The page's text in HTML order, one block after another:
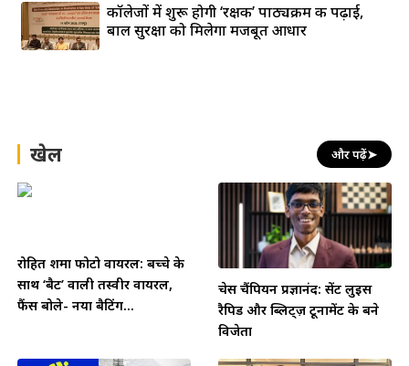
कॉलेजों में शुरू होगी ‘रक्षक’ पाठ्यक्रम की पढ़ाई,
बाल सुरक्षा को मिलेगा मजबूत आधार
खेल और पढ़ें➤
रोहित शर्मा फोटो वायरल: बच्चे के
साथ ‘बैट’ वाली तस्वीर वायरल,
फैंस बोले- नया बैटिंग...
चेस चैंपियन प्रज्ञानंद: सेंट लुइस
रैपिड और ब्लिट्ज़ टूर्नामेंट के बने
विजेता